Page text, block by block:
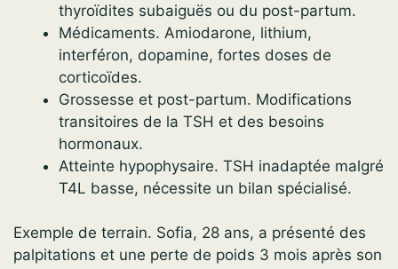
thyroïdites subaiguës ou du post-partum.
Médicaments. Amiodarone, lithium,
interféron, dopamine, fortes doses de
corticoïdes.
Grossesse et post-partum. Modifications
transitoires de la TSH et des besoins
hormonaux.
Atteinte hypophysaire. TSH inadaptée malgré
T4L basse, nécessite un bilan spécialisé.
Exemple de terrain. Sofia, 28 ans, a présenté des
palpitations et une perte de poids 3 mois après son